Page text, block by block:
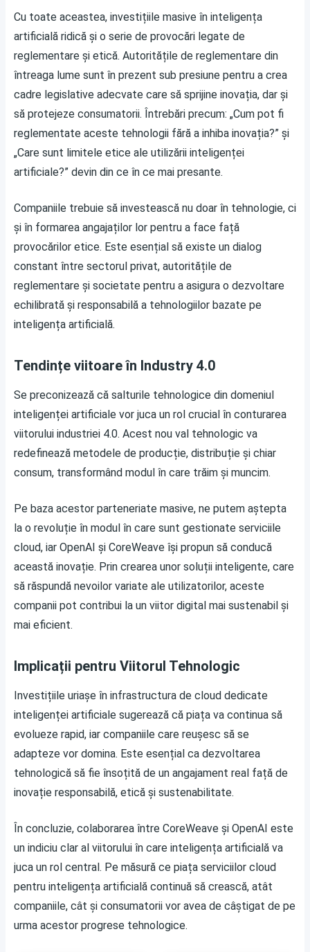
Cu toate aceastea, investițiile masive în inteligența
artificială ridică și o serie de provocări legate de
reglementare și etică. Autoritățile de reglementare din
întreaga lume sunt în prezent sub presiune pentru a crea
cadre legislative adecvate care să sprijine inovația, dar și
să protejeze consumatorii. Întrebări precum: „Cum pot fi
reglementate aceste tehnologii fără a inhiba inovația?” și
„Care sunt limitele etice ale utilizării inteligenței
artificiale?” devin din ce în ce mai presante.
Companiile trebuie să investească nu doar în tehnologie, ci
și în formarea angajaților lor pentru a face față
provocărilor etice. Este esențial să existe un dialog
constant între sectorul privat, autoritățile de
reglementare și societate pentru a asigura o dezvoltare
echilibrată și responsabilă a tehnologiilor bazate pe
inteligența artificială.
Tendințe viitoare în Industry 4.0
Se preconizează că salturile tehnologice din domeniul
inteligenței artificiale vor juca un rol crucial în conturarea
viitorului industriei 4.0. Acest nou val tehnologic va
redefinează metodele de producție, distribuție și chiar
consum, transformând modul în care trăim și muncim.
Pe baza acestor parteneriate masive, ne putem aștepta
la o revoluție în modul în care sunt gestionate serviciile
cloud, iar OpenAI și CoreWeave își propun să conducă
această inovație. Prin crearea unor soluții inteligente, care
să răspundă nevoilor variate ale utilizatorilor, aceste
companii pot contribui la un viitor digital mai sustenabil și
mai eficient.
Implicații pentru Viitorul Tehnologic
Investițiile uriașe în infrastructura de cloud dedicate
inteligenței artificiale sugerează că piața va continua să
evolueze rapid, iar companiile care reușesc să se
adapteze vor domina. Este esențial ca dezvoltarea
tehnologică să fie însoțită de un angajament real față de
inovație responsabilă, etică și sustenabilitate.
În concluzie, colaborarea între CoreWeave și OpenAI este
un indiciu clar al viitorului în care inteligența artificială va
juca un rol central. Pe măsură ce piața serviciilor cloud
pentru inteligența artificială continuă să crească, atât
companiile, cât și consumatorii vor avea de câștigat de pe
urma acestor progrese tehnologice.